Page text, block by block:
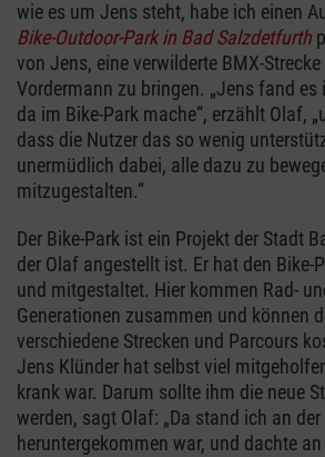
wie es um Jens steht, habe ich einen
Bike-Outdoor-Park in Bad Salzdetfurth
von Jens, eine verwilderte BMX-
Vordermann zu bringen. „Jens fand
da im Bike-Park mache“, erzählt Olaf,
dass die Nutzer das so wenig
unermüdlich dabei, alle dazu zu
mitzugestalten.“
Der Bike-Park ist ein Projekt der Stadt
der Olaf angestellt ist. Er hat den Bike-
und mitgestaltet. Hier kommen Rad-
Generationen zusammen und können
verschiedene Strecken und Parcours
Jens Klünder hat selbst viel
krank war. Darum sollte ihm die neue
werden, sagt Olaf: „Da stand ich an
heruntergekommen war, und dachte an